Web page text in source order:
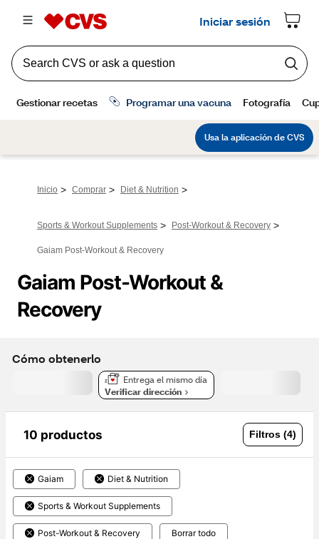
Inicio > Comprar > Diet & Nutrition >
Sports & Workout Supplements > Post-Workout & Recovery >
Gaiam Post-Workout & Recovery
Gaiam Post-Workout &
Recovery
Cómo obtenerlo
Entrega el mismo día
Verificar dirección
10 productos Filtros (4)
Gaiam Diet & Nutrition
Sports & Workout Supplements
Post-Workout & Recovery Borrar todo